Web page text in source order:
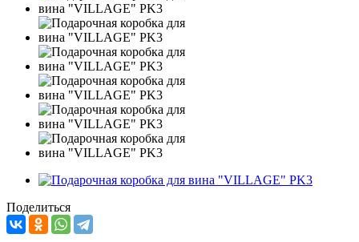
Поделиться